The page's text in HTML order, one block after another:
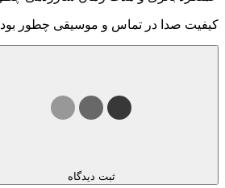
کیفیت صدا در تماس و موسیقی چطور
ثبت دیدگاه